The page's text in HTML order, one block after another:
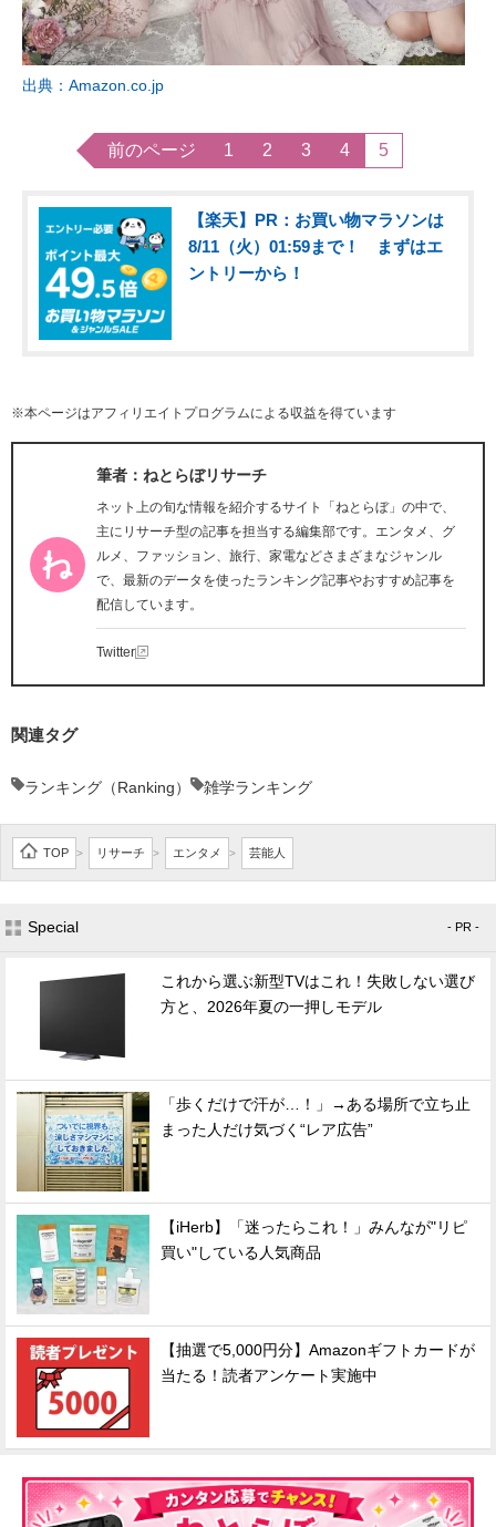
出典：Amazon.co.jp
前のページ 1 2 3 4 5
【楽天】PR：お買い物マラソンは
8/11（火）01:59まで！ まずはエ
ントリーから！
※本ページはアフィリエイトプログラムによる収益を得ています
筆者：ねとらぼリサーチ
ネット上の旬な情報を紹介するサイト「ねとらぼ」の中で、
主にリサーチ型の記事を担当する編集部です。エンタメ、グ
ルメ、ファッション、旅行、家電などさまざまなジャンル
で、最新のデータを使ったランキング記事やおすすめ記事を
配信しています。
Twitter
関連タグ
ランキング（Ranking） 雑学ランキング
TOP > リサーチ > エンタメ > 芸能人
Special - PR -
これから選ぶ新型TVはこれ！失敗しない選び
方と、2026年夏の一押しモデル
「歩くだけで汗が…！」→ある場所で立ち止
まった人だけ気づく“レア広告”
【iHerb】「迷ったらこれ！」みんなが"リピ
買い"している人気商品
【抽選で5,000円分】Amazonギフトカードが
当たる！読者アンケート実施中